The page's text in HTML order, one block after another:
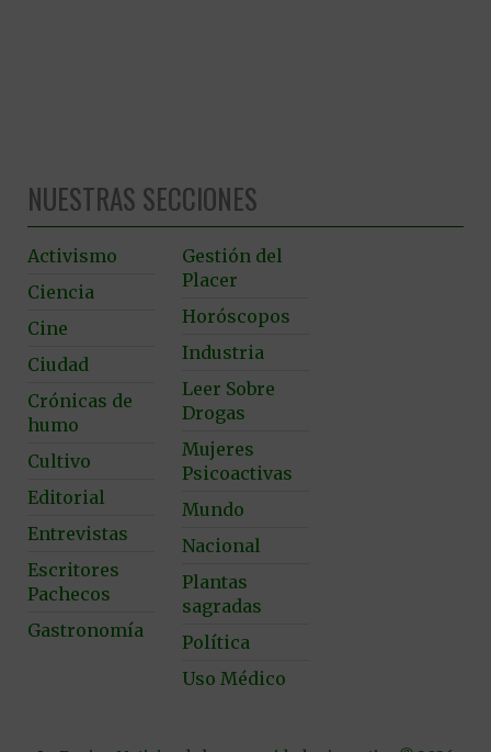
NUESTRAS SECCIONES
Activismo
Ciencia
Cine
Ciudad
Crónicas de
humo
Cultivo
Editorial
Entrevistas
Escritores
Pachecos
Gastronomía
Gestión del
Placer
Horóscopos
Industria
Leer Sobre
Drogas
Mujeres
Psicoactivas
Mundo
Nacional
Plantas
sagradas
Política
Uso Médico